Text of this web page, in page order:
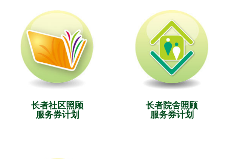
长者社区照顾
服务券计划
长者院舍照顾
服务券计划